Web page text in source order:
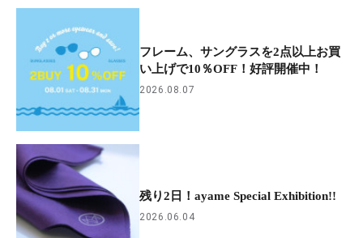
フレーム、サングラスを2点以上お買
い上げで10％OFF！好評開催中！
2026.08.07
残り2日！ayame Special Exhibition!!
2026.06.04